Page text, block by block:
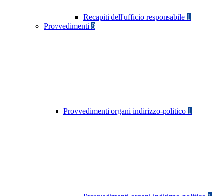
Recapiti dell'ufficio responsabile 1
Provvedimenti 8
Provvedimenti organi indirizzo-politico 1